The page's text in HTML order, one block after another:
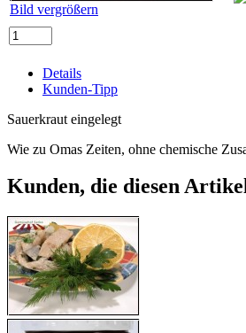
Bild vergrößern
Details
Kunden-Tipp
Sauerkraut eingelegt
Wie zu Omas Zeiten, ohne chemische
Kunden, die diesen